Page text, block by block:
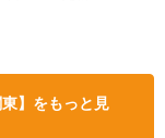
】をもっと見